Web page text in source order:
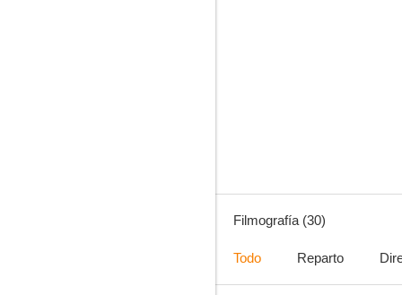
Filmografía (30)
Todo Reparto